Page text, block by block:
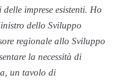
imprese esistenti. Ho
dello Sviluppo
regionale allo Sviluppo
la necessità di
un tavolo di